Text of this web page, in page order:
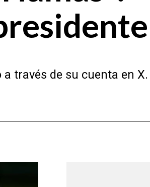
través de su cuenta en